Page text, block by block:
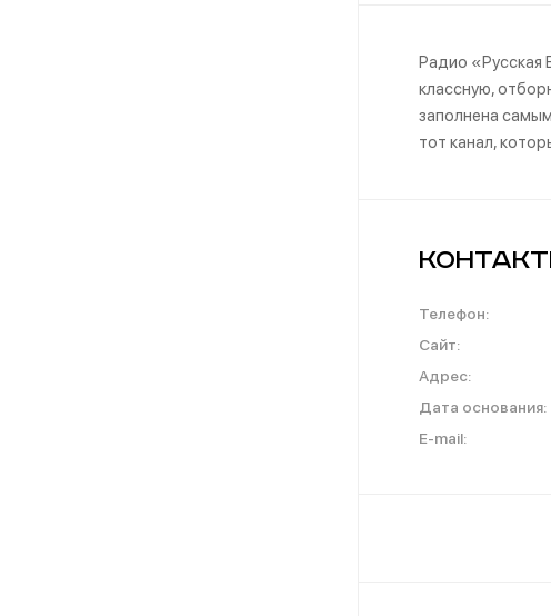
Радио «Русская
классную,
заполнена
тот канал,
Телефон:
Сайт:
Адрес:
Дата основания:
E-mail: